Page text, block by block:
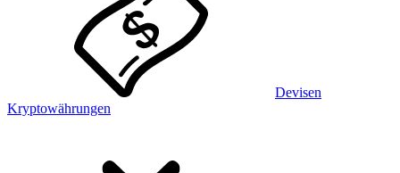
Devisen
Kryptowährungen